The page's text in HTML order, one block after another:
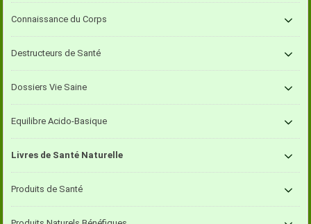
Connaissance du Corps
Destructeurs de Santé
Dossiers Vie Saine
Equilibre Acido-Basique
Livres de Santé Naturelle
Produits de Santé